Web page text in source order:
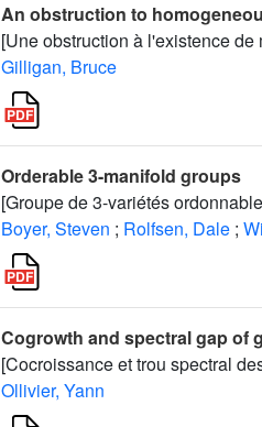
An obstruction to
[Une obstruction à l'existence
Gilligan, Bruce
Orderable 3-manifold groups
[Groupe de 3-variétés
Boyer, Steven ; Rolfsen, Dale ;
Cogrowth and spectral gap of
[Cocroissance et trou spectral
Ollivier, Yann